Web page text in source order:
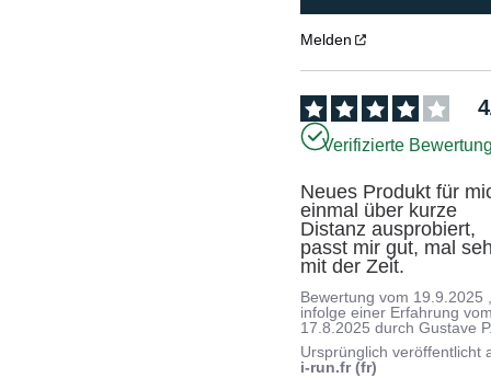
Melden
4
Verifizierte
Neues Produkt für
einmal über kurze
Distanz ausprobiert,
passt mir gut, mal
mit der Zeit.
Bewertung vom 19.9.2025
infolge einer Erfahrung
17.8.2025 durchGustave
Ursprünglich veröffentlicht
i-run.fr (fr)